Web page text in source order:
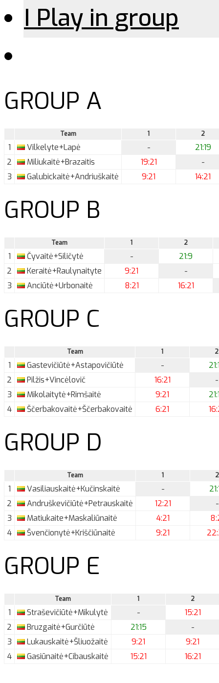
I Play in group
GROUP A
Team 1 2
1 Vilkelyte+Lapė -
21:19
2
Miliukaitė+Brazaitis 19:21
-
3
Galubickaitė+Andriuškaitė 9:21 14:21
GROUP B
Team 1 2
1 Čyvaitė+Siličytė -
21:9
2
Keraitė+Raulynaityte 9:21
-
3
Anciūtė+Urbonaitė 8:21 16:21
GROUP C
Team 1 2
1 Gastevičiūtė+Astapovičiūtė -
2
Pilžis+Vincėlovič 16:21
-
3
Mikolaitytė+Rimšaitė 9:21
4
Ščerbakovaitė+Ščerbakovaitė 6:21
GROUP D
Team 1 2
1 Vasiliauskaitė+Kučinskaitė -
2
Andruškevičiūtė+Petrauskaitė 12:21
-
3
Matiukaite+Maskaliūnaitė 4:21
4
Švenčionytė+Kriščiūnaitė 9:21
GROUP E
Team 1 2
1 Straševičiūtė+Mikulytė -
15:21
2
Bruzgaitė+Gurčiūtė 21:15
-
3
Lukauskaitė+Šliuožaitė 9:21
9:21
4
Gasiūnaitė+Cibauskaitė 15:21 16:21